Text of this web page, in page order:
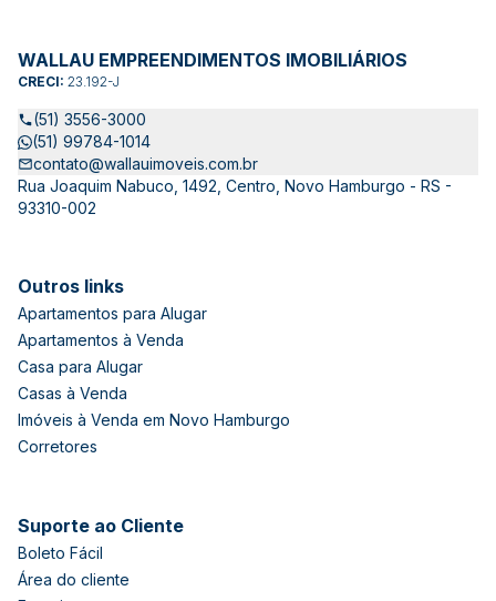
WALLAU EMPREENDIMENTOS IMOBILIÁRIOS
CRECI: 23.192-J
(51) 3556-3000
(51) 99784-1014
contato@wallauimoveis.com.br
Rua Joaquim Nabuco, 1492, Centro, Novo Hamburgo - RS -
93310-002
Outros links
Apartamentos para Alugar
Apartamentos à Venda
Casa para Alugar
Casas à Venda
Imóveis à Venda em Novo Hamburgo
Corretores
Suporte ao Cliente
Boleto Fácil
Área do cliente